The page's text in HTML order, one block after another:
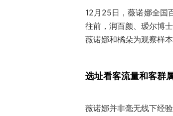
12月25日，薇诺娜全国
往前，润百颜、瑷尔博
薇诺娜和橘朵为观察样
选址看客流量和客群
薇诺娜并非毫无线下经